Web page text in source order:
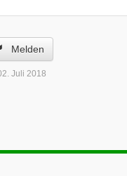
Melden
Juli 2018